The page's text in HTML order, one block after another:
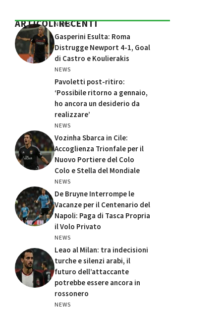
ARTICOLI RECENTI
NEWS
Gasperini Esulta: Roma
Distrugge Newport 4-1, Goal
di Castro e Koulierakis
NEWS
Pavoletti post-ritiro:
‘Possibile ritorno a gennaio,
ho ancora un desiderio da
realizzare’
NEWS
Vozinha Sbarca in Cile:
Accoglienza Trionfale per il
Nuovo Portiere del Colo
Colo e Stella del Mondiale
NEWS
De Bruyne Interrompe le
Vacanze per il Centenario del
Napoli: Paga di Tasca Propria
il Volo Privato
NEWS
Leao al Milan: tra indecisioni
turche e silenzi arabi, il
futuro dell’attaccante
potrebbe essere ancora in
rossonero
NEWS